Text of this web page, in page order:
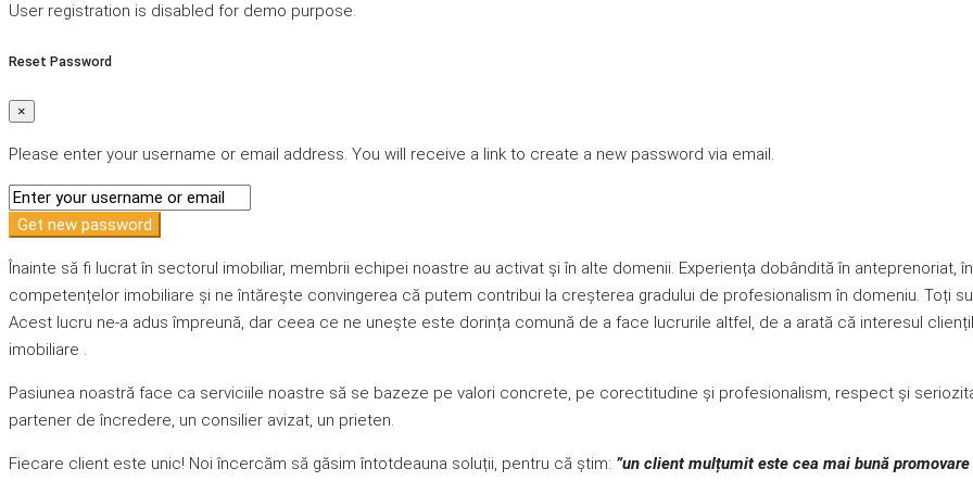
User registration is disabled for demo purpose.
Reset Password
×
Please enter your username or email address. You will receive a link to create a new password via email.
Get new password
Înainte să fi lucrat în sectorul imobiliar, membrii echipei noastre au activat și în alte domenii. Experiența dobândită în anteprenoriat,
competențelor imobiliare și ne întărește convingerea că putem contribui la creșterea gradului de profesionalism în domeniu. Toți
Acest lucru ne-a adus împreună, dar ceea ce ne unește este dorința comună de a face lucrurile altfel, de a arată că interesul
imobiliare .
Pasiunea noastră face ca serviciile noastre să se bazeze pe valori concrete, pe corectitudine și profesionalism, respect și
partener de încredere, un consilier avizat, un prieten.
Fiecare client este unic! Noi încercăm să găsim întotdeauna soluții, pentru că știm: ”un client mulțumit este cea mai bună promovare